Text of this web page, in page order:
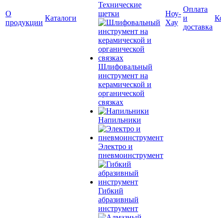
О
продукции
Каталоги
Технические
щетки
Шлифовальный
инструмент на
керамической и
органической
связках
Напильники
Электро и
пневмоинструмент
Гибкий
абразивный
инструмент
Ноу-
Хау
Оплата
и
доставка